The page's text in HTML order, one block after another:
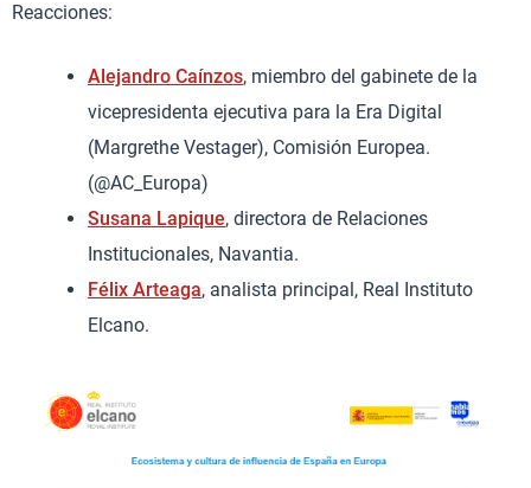
Reacciones:
Alejandro Caínzos, miembro del gabinete de la
vicepresidenta ejecutiva para la Era Digital
(Margrethe Vestager), Comisión Europea.
(@AC_Europa)
Susana Lapique, directora de Relaciones
Institucionales, Navantia.
Félix Arteaga, analista principal, Real Instituto
Elcano.